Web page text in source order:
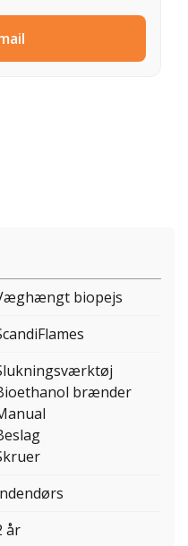
biopejs
brænder
år